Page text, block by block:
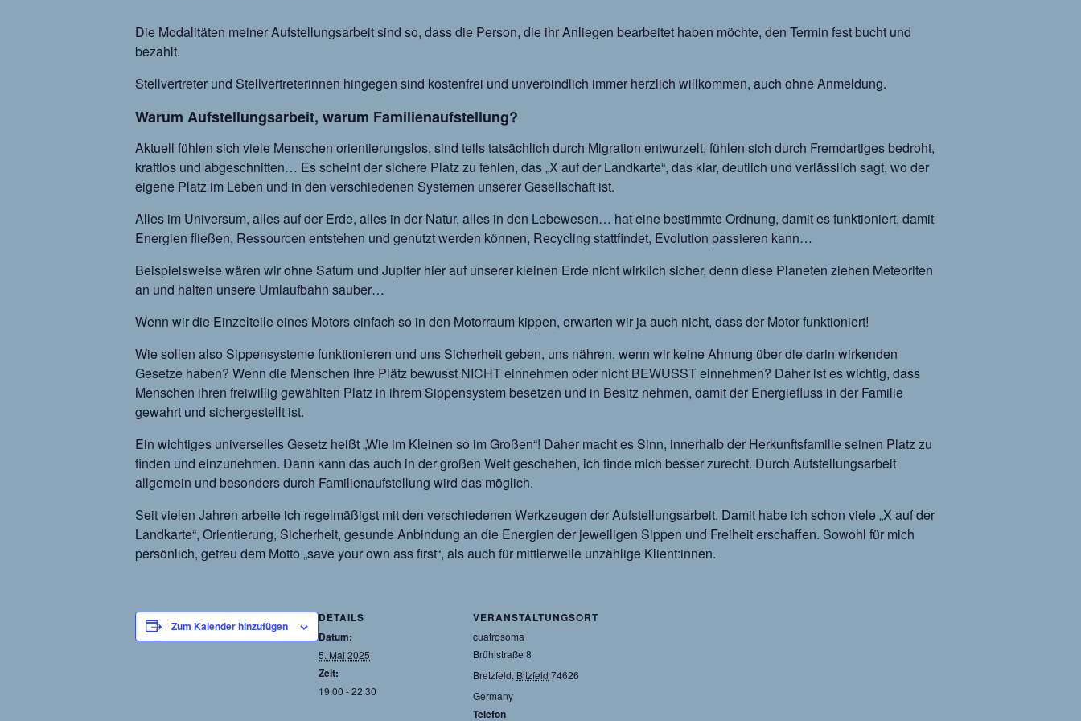
Die Modalitäten meiner Aufstellungsarbeit sind so, dass die Person, die ihr Anliegen bearbeitet haben möchte, den Termin fest bucht und
bezahlt.
Stellvertreter und Stellvertreterinnen hingegen sind kostenfrei und unverbindlich immer herzlich willkommen, auch ohne Anmeldung.
Warum Aufstellungsarbeit, warum Familienaufstellung?
Aktuell fühlen sich viele Menschen orientierungslos, sind teils tatsächlich durch Migration entwurzelt, fühlen sich durch Fremdartiges bedroht,
kraftlos und abgeschnitten… Es scheint der sichere Platz zu fehlen, das „X auf der Landkarte“, das klar, deutlich und verlässlich sagt, wo der
eigene Platz im Leben und in den verschiedenen Systemen unserer Gesellschaft ist.
Alles im Universum, alles auf der Erde, alles in der Natur, alles in den Lebewesen… hat eine bestimmte Ordnung, damit es funktioniert, damit
Energien fließen, Ressourcen entstehen und genutzt werden können, Recycling stattfindet, Evolution passieren kann…
Beispielsweise wären wir ohne Saturn und Jupiter hier auf unserer kleinen Erde nicht wirklich sicher, denn diese Planeten ziehen Meteoriten
an und halten unsere Umlaufbahn sauber…
Wenn wir die Einzelteile eines Motors einfach so in den Motorraum kippen, erwarten wir ja auch nicht, dass der Motor funktioniert!
Wie sollen also Sippensysteme funktionieren und uns Sicherheit geben, uns nähren, wenn wir keine Ahnung über die darin wirkenden
Gesetze haben? Wenn die Menschen ihre Plätz bewusst NICHT einnehmen oder nicht BEWUSST einnehmen? Daher ist es wichtig, dass
Menschen ihren freiwillig gewählten Platz in ihrem Sippensystem besetzen und in Besitz nehmen, damit der Energiefluss in der Familie
gewahrt und sichergestellt ist.
Ein wichtiges universelles Gesetz heißt „Wie im Kleinen so im Großen“! Daher macht es Sinn, innerhalb der Herkunftsfamilie seinen Platz zu
finden und einzunehmen. Dann kann das auch in der großen Welt geschehen, ich finde mich besser zurecht. Durch Aufstellungsarbeit
allgemein und besonders durch Familienaufstellung wird das möglich.
Seit vielen Jahren arbeite ich regelmäßigst mit den verschiedenen Werkzeugen der Aufstellungsarbeit. Damit habe ich schon viele „X auf der
Landkarte“, Orientierung, Sicherheit, gesunde Anbindung an die Energien der jeweiligen Sippen und Freiheit erschaffen. Sowohl für mich
persönlich, getreu dem Motto „save your own ass first“, als auch für mittlerweile unzählige Klient:innen.
Zum Kalender hinzufügen
DETAILS
Datum:
5. Mai 2025
Zeit:
19:00 - 22:30
VERANSTALTUNGSORT
cuatrosoma
Brühlstraße 8
Bretzfeld, Bitzfeld 74626
Germany
Telefon